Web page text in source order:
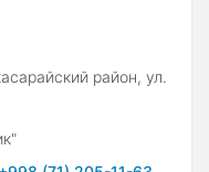
район, ул.